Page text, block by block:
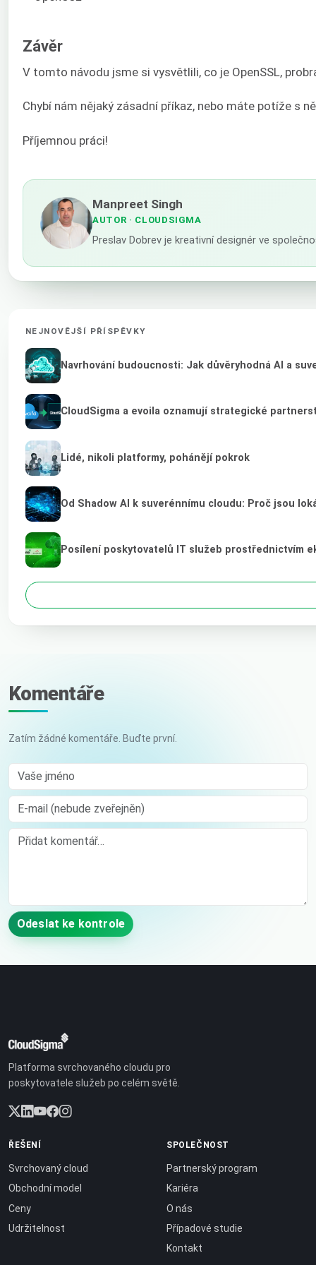
Závěr
V tomto návodu jsme si vysvětlili, co je OpenSSL,
Chybí nám nějaký zásadní příkaz, nebo máte potíže s
Příjemnou práci!
Manpreet Singh
AUTOR · CLOUDSIGMA
Preslav Dobrev je kreativní designér ve
NEJNOVĚJŠÍ PŘÍSPĚVKY
Navrhování budoucnosti: Jak důvěryhodná AI a
CloudSigma a evoila oznamují strategické
Lidé, nikoli platformy, pohánějí pokrok
Od Shadow AI k suverénnímu cloudu: Proč jsou
Posílení poskytovatelů IT služeb prostřednictvím
Komentáře
Zatím žádné komentáře. Buďte první.
Vaše jméno
E-mail (nebude zveřejněn)
Comment
Odeslat ke kontrole
Platforma svrchovaného cloudu pro
poskytovatele služeb po celém světě.
ŘEŠENÍ
Svrchovaný cloud
Obchodní model
Ceny
Udržitelnost
SPOLEČNOST
Partnerský program
Kariéra
O nás
Případové studie
Kontakt